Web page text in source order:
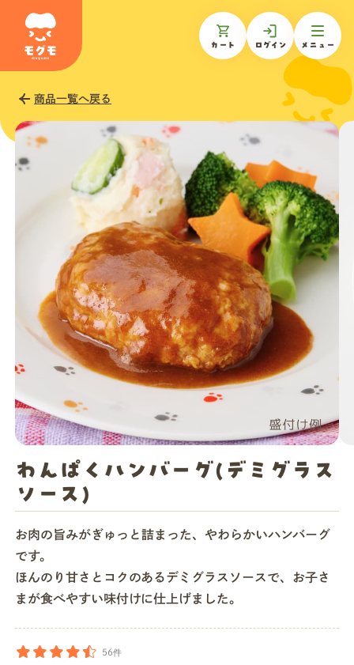
カート ログイン メニュー
モグモについて
商品一覧
ギフトを贈る
お知らせ
お客様の声
モグモマガジン
商品一覧へ戻る
わんぱくハンバーグ(デミグラス
ソース)
お肉の旨みがぎゅっと詰まった、やわらかいハンバーグ
です。
ほんのり甘さとコクのあるデミグラスソースで、お子さ
まが食べやすい味付けに仕上げました。
56件